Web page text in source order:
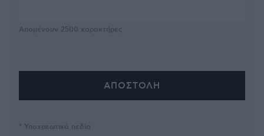
Απομένουν 2500 χαρακτήρες
* Υποχρεωτικά πεδία